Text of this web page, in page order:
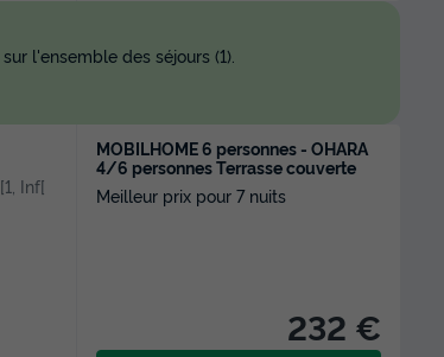
Inf[
MOBILHOME 6 personnes - OHARA
4/6 personnes Terrasse couverte
Meilleur prix pour 7 nuits
232 €
l'ensemble des séjours (1).